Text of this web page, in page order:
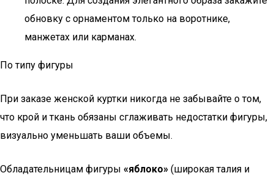
обновку с орнаментом только на воротнике,
манжетах или карманах.
По типу фигуры
При заказе женской куртки никогда не забывайте о том,
что крой и ткань обязаны сглаживать недостатки фигуры,
визуально уменьшать ваши объемы.
Обладательницам фигуры «яблоко» (широкая талия и